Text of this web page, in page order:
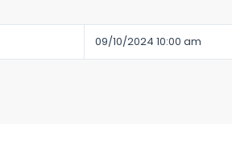
09/10/2024 10:00 am